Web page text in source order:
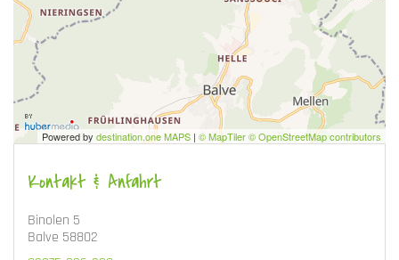
Powered by destination.one MAPS | © MapTiler © OpenStreetMap contributors
Kontakt & Anfahrt
Binolen 5
Balve 58802